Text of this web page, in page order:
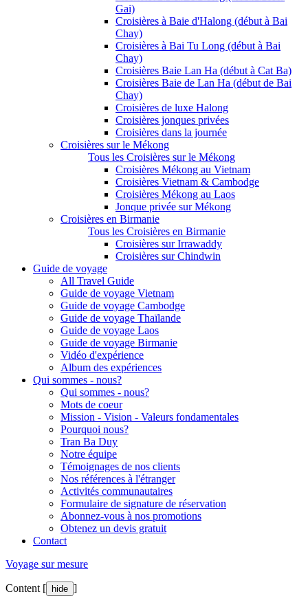
Gai)
Croisières à Baie d'Halong (début à Bai
Chay)
Croisières à Bai Tu Long (début à Bai
Chay)
Croisières Baie Lan Ha (début à Cat Ba)
Croisières Baie de Lan Ha (début de Bai
Chay)
Croisières de luxe Halong
Croisières jonques privées
Croisières dans la journée
Croisières sur le Mékong
Tous les Croisières sur le Mékong
Croisières Mékong au Vietnam
Croisières Vietnam & Cambodge
Croisières Mékong au Laos
Jonque privée sur Mékong
Croisières en Birmanie
Tous les Croisières en Birmanie
Croisières sur Irrawaddy
Croisières sur Chindwin
Guide de voyage
All Travel Guide
Guide de voyage Vietnam
Guide de voyage Cambodge
Guide de voyage Thaïlande
Guide de voyage Laos
Guide de voyage Birmanie
Vidéo d'expérience
Album des expériences
Qui sommes - nous?
Qui sommes - nous?
Mots de coeur
Mission - Vision - Valeurs fondamentales
Pourquoi nous?
Tran Ba Duy
Notre équipe
Témoignages de nos clients
Nos références à l'étranger
Activités communautaires
Formulaire de signature de réservation
Abonnez-vous à nos promotions
Obtenez un devis gratuit
Contact
Voyage sur mesure
Content [ hide ]